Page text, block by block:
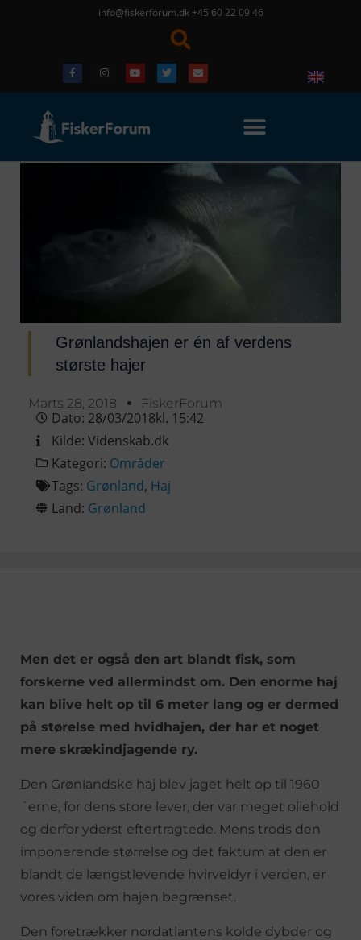
info@fiskerforum.dk +45 60 22 09 46
Grønlandshajen er én af verdens
største hajer
Marts 28, 2018 FiskerForum
Dato: 28/03/2018kl. 15:42
Kilde: Videnskab.dk
Kategori: Områder
Tags: Grønland, Haj
Land: Grønland
Men det er også den art blandt fisk, som
forskerne ved allermindst om. Den enorme haj
kan blive helt op til 6 meter lang og er dermed
på størelse med hvidhajen, der har et noget
mere skrækindjagende ry.
Den Grønlandske haj blev jaget helt op til 1960
´erne, for dens store lever, der var meget oliehold
og derfor yderst eftertragtede. Mens trods den
imponerende størrelse og det faktum at den er
blandt de længstlevende hvirveldyr i verden, er
vores viden om hajen begrænset.
Den foretrækker nordatlantens kolde dybder og